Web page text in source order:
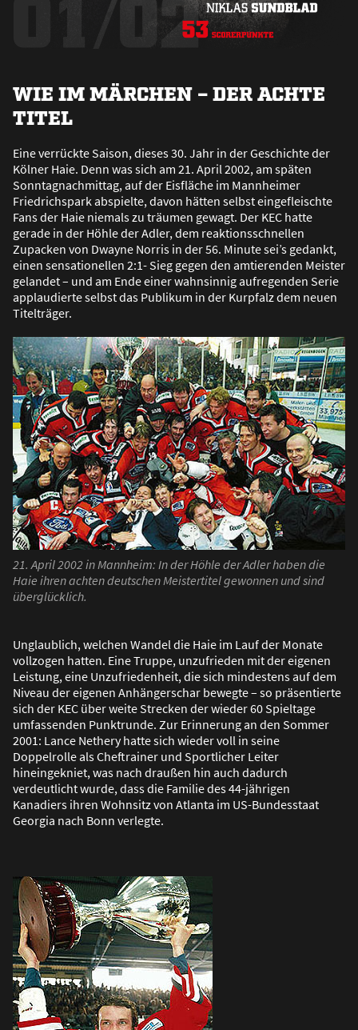
WIE IM MÄRCHEN – DER ACHTE
TITEL
Eine verrückte Saison, dieses 30. Jahr in der Geschichte der
Kölner Haie. Denn was sich am 21. April 2002, am späten
Sonntagnachmittag, auf der Eisfläche im Mannheimer
Friedrichspark abspielte, davon hätten selbst eingefleischte
Fans der Haie niemals zu träumen gewagt. Der KEC hatte
gerade in der Höhle der Adler, dem reaktionsschnellen
Zupacken von Dwayne Norris in der 56. Minute sei’s gedankt,
einen sensationellen 2:1- Sieg gegen den amtierenden Meister
gelandet – und am Ende einer wahnsinnig aufregenden Serie
applaudierte selbst das Publikum in der Kurpfalz dem neuen
Titelträger.
21. April 2002 in Mannheim: In der Höhle der Adler haben die
Haie ihren achten deutschen Meistertitel gewonnen und sind
überglücklich.
Unglaublich, welchen Wandel die Haie im Lauf der Monate
vollzogen hatten. Eine Truppe, unzufrieden mit der eigenen
Leistung, eine Unzufriedenheit, die sich mindestens auf dem
Niveau der eigenen Anhängerschar bewegte – so präsentierte
sich der KEC über weite Strecken der wieder 60 Spieltage
umfassenden Punktrunde. Zur Erinnerung an den Sommer
2001: Lance Nethery hatte sich wieder voll in seine
Doppelrolle als Cheftrainer und Sportlicher Leiter
hineingekniet, was nach draußen hin auch dadurch
verdeutlicht wurde, dass die Familie des 44-jährigen
Kanadiers ihren Wohnsitz von Atlanta im US-Bundesstaat
Georgia nach Bonn verlegte.